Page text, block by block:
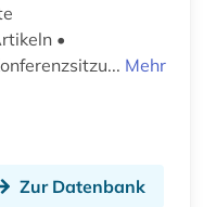
•
Mehr
Zur Datenbank